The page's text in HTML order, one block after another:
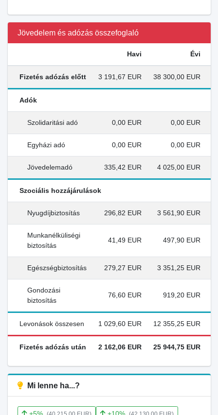
Jövedelem és adózás összefoglaló
Havi Évi
Fizetés adózás előtt 3 191,67 EUR 38 300,00 EUR
Adók
Szolidaritási adó 0,00 EUR 0,00 EUR
Egyházi adó 0,00 EUR 0,00 EUR
Jövedelemadó 335,42 EUR 4 025,00 EUR
Szociális hozzájárulások
Nyugdíjbiztosítás 296,82 EUR 3 561,90 EUR
Munkanélküliségi
biztosítás
41,49 EUR 497,90 EUR
Egészségbiztosítás 279,27 EUR 3 351,25 EUR
Gondozási
biztosítás
76,60 EUR 919,20 EUR
Levonások összesen 1 029,60 EUR 12 355,25 EUR
Fizetés adózás után 2 162,06 EUR 25 944,75 EUR
Mi lenne ha...?